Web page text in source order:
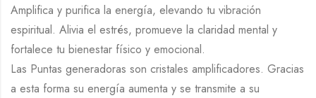
Amplifica y purifica la energía, elevando tu vibración
espiritual. Alivia el estrés, promueve la claridad mental y
fortalece tu bienestar físico y emocional.
Las Puntas generadoras son cristales amplificadores. Gracias
a esta forma su energía aumenta y se transmite a su